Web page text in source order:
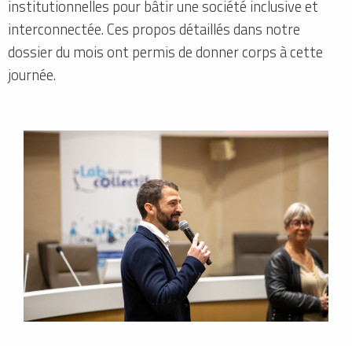
institutionnelles pour bâtir une société inclusive et
interconnectée. Ces propos détaillés dans notre
dossier du mois ont permis de donner corps à cette
journée.